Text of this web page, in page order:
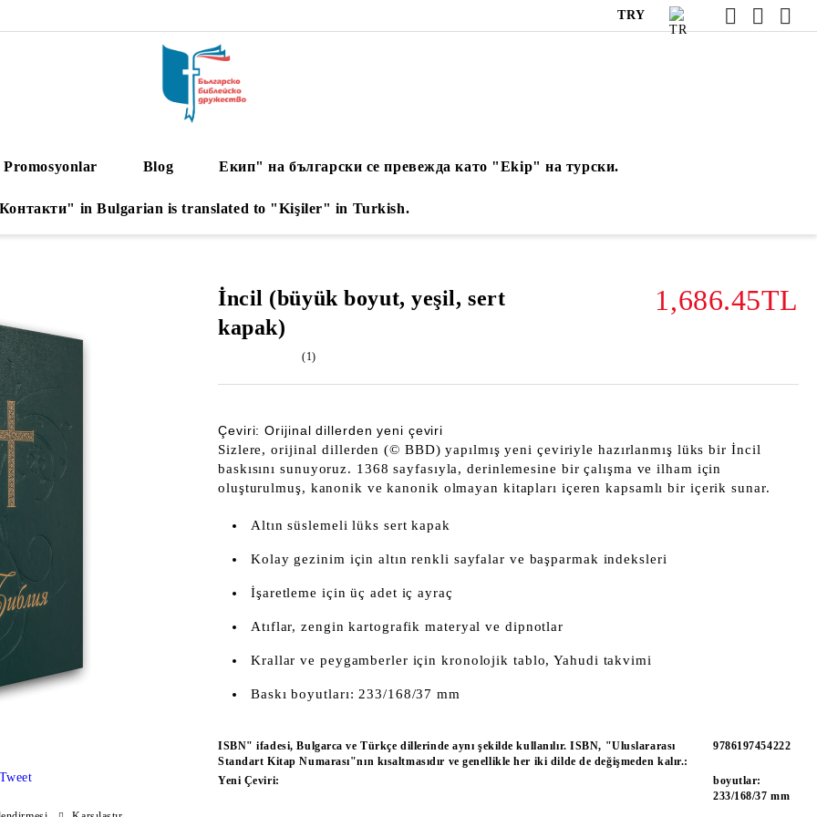
TRY
Promosyonlar Blog Екип" на български се превежда като "Ekip" на турски.
Контакти" in Bulgarian is translated to "Kişiler" in Turkish.
İncil (büyük boyut, yeşil, sert
kapak)
1,686.45TL
(1)
Çeviri: Orijinal dillerden yeni çeviri
Sizlere, orijinal dillerden (© BBD) yapılmış yeni çeviriyle hazırlanmış lüks bir İncil
baskısını sunuyoruz. 1368 sayfasıyla, derinlemesine bir çalışma ve ilham için
oluşturulmuş, kanonik ve kanonik olmayan kitapları içeren kapsamlı bir içerik sunar.
Altın süslemeli lüks sert kapak
Kolay gezinim için altın renkli sayfalar ve başparmak indeksleri
İşaretleme için üç adet iç ayraç
Atıflar, zengin kartografik materyal ve dipnotlar
Krallar ve peygamberler için kronolojik tablo, Yahudi takvimi
Baskı boyutları: 233/168/37 mm
ISBN" ifadesi, Bulgarca ve Türkçe dillerinde aynı şekilde kullanılır. ISBN, "Uluslararası
Standart Kitap Numarası"nın kısaltmasıdır ve genellikle her iki dilde de değişmeden kalır.:
9786197454222
Yeni Çeviri:
boyutlar:
233/168/37 mm
Tweet